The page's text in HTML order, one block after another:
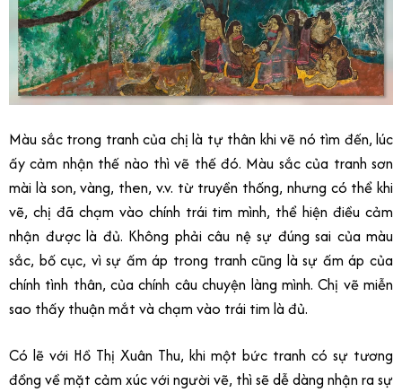
Màu sắc trong tranh của chị là tự thân khi vẽ nó tìm đến, lúc
ấy cảm nhận thế nào thì vẽ thế đó. Màu sắc của tranh sơn
mài là son, vàng, then, v.v. từ truyền thống, nhưng có thể khi
vẽ, chị đã chạm vào chính trái tim mình, thể hiện điều cảm
nhận được là đủ. Không phải câu nệ sự đúng sai của màu
sắc, bố cục, vì sự ấm áp trong tranh cũng là sự ấm áp của
chính tình thân, của chính câu chuyện làng mình. Chị vẽ miễn
sao thấy thuận mắt và chạm vào trái tim là đủ.
Có lẽ với Hồ Thị Xuân Thu, khi một bức tranh có sự tương
đồng về mặt cảm xúc với người vẽ, thì sẽ dễ dàng nhận ra sự